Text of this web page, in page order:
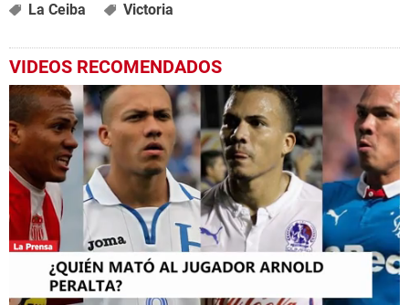
La Ceiba Victoria
VIDEOS RECOMENDADOS